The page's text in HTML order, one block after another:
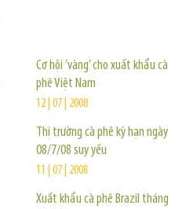
Cơ hội ’vàng’ cho xuất khẩu cà
phê Việt Nam
12 | 07 | 2008
Thị trường cà phê kỳ hạn ngày
08/7/08 suy yếu
11 | 07 | 2008
Xuất khẩu cà phê Brazil tháng